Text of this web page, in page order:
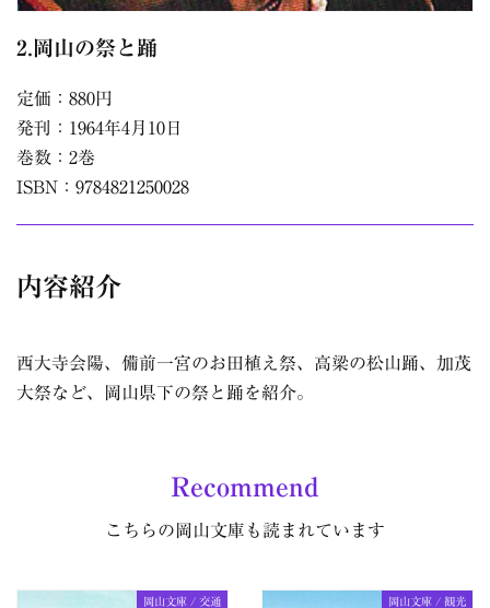
2.岡山の祭と踊
定価：880円
発刊：1964年4月10日
巻数：2巻
ISBN：9784821250028
内容紹介
西大寺会陽、備前一宮のお田植え祭、高梁の松山踊、加茂
大祭など、岡山県下の祭と踊を紹介。
Recommend
こちらの岡山文庫も読まれています
岡山文庫 / 交通 岡山文庫 / 観光